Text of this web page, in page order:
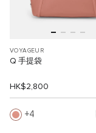
VOYAGEUR
Q 手提袋
HK$2,800
4